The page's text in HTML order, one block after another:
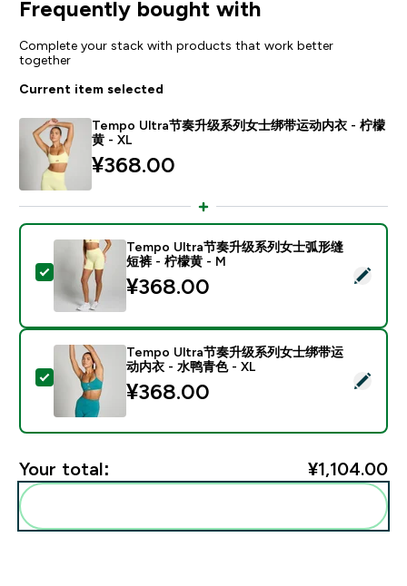
Frequently bought with
Complete your stack with products that work better
together
Current item selected
Tempo Ultra节奏升级系列女士绑带运动内衣 - 柠檬
黄 - XL
¥368.00‎
Select this product - Tempo Ultra节奏升级系列女士
Tempo Ultra节奏升级系列女士弧形缝
短裤 - 柠檬黄 - M
¥368.00‎
Select this product - Tempo Ultra节奏升级系列女士
Tempo Ultra节奏升级系列女士绑带运
动内衣 - 水鸭青色 - XL
¥368.00‎
Your total: ¥1,104.00‎